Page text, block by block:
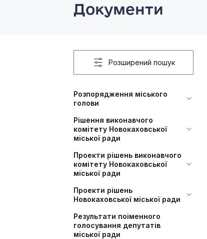
Документи
Розширений пошук
Розпорядження міського
голови
Рішення виконавчого
комітету Новокаховської
міської ради
Проекти рішень виконавчого
комітету Новокаховської
міської ради
Проекти рішень
Новокаховської міської ради
Результати поіменного
голосування депутатів
міської ради